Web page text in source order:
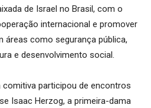
de Israel no Brasil, com o
internacional e promover
áreas como segurança pública,
e desenvolvimento social.
comitiva participou de encontros
Isaac Herzog, a primeira-dama